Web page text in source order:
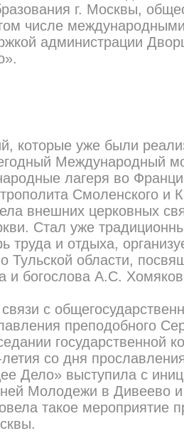
г. Москвы,
числе
администрации
которые уже были
Международный
лагеря во
Смоленского и
внешних церковных
Стал уже
труда и отдыха,
Тульской области,
и богослова А.С.
с
преподобного
государственной
со дня
Дело» выступила с
Молодежи в Дивеево и
такое мероприятие